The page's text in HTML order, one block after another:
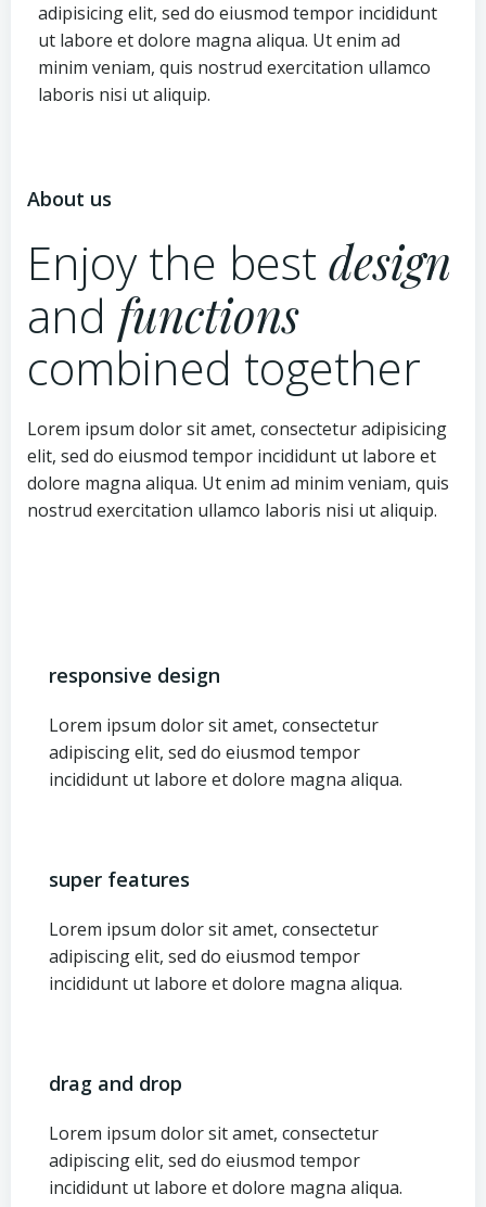
adipisicing elit, sed do eiusmod tempor incididunt
ut labore et dolore magna aliqua. Ut enim ad
minim veniam, quis nostrud exercitation ullamco
laboris nisi ut aliquip.
About us
Enjoy the best design
and functions
combined together
Lorem ipsum dolor sit amet, consectetur adipisicing
elit, sed do eiusmod tempor incididunt ut labore et
dolore magna aliqua. Ut enim ad minim veniam, quis
nostrud exercitation ullamco laboris nisi ut aliquip.
responsive design
Lorem ipsum dolor sit amet, consectetur
adipiscing elit, sed do eiusmod tempor
incididunt ut labore et dolore magna aliqua.
super features
Lorem ipsum dolor sit amet, consectetur
adipiscing elit, sed do eiusmod tempor
incididunt ut labore et dolore magna aliqua.
drag and drop
Lorem ipsum dolor sit amet, consectetur
adipiscing elit, sed do eiusmod tempor
incididunt ut labore et dolore magna aliqua.